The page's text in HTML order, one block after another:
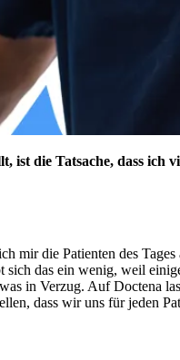
die Tatsache, dass ich
mir die Patienten des
das ein wenig, weil
in Verzug. Auf Doctena
dass wir uns für jeden